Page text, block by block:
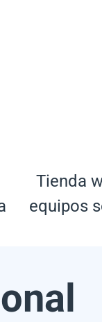
Tienda
equipos